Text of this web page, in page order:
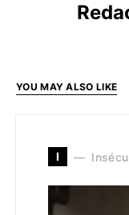
YOU MAY ALSO LIKE
I